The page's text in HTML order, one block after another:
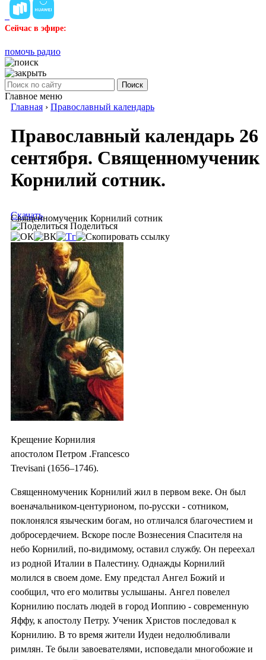
Сейчас в эфире:
помочь радио
Поиск
Главное меню
Главная › Православный календарь
Православный календарь 26
сентября. Священномученик
Корнилий сотник.
Священномученик Корнилий сотник
Скачать
Поделиться
Крещение Корнилия
апостолом Петром .Francesco
Trevisani (1656–1746).
Священномученик Корнилий жил в первом веке. Он был
военачальником-центурионом, по-русски - сотником,
поклонялся языческим богам, но отличался благочестием и
добросердечием. Вскоре после Вознесения Спасителя на
небо Корнилий, по-видимому, оставил службу. Он переехал
из родной Италии в Палестину. Однажды Корнилий
молился в своем доме. Ему предстал Ангел Божий и
сообщил, что его молитвы услышаны. Ангел повелел
Корнилию послать людей в город Иоппию - современную
Яффу, к апостолу Петру. Ученик Христов последовал к
Корнилию. В то время жители Иудеи недолюбливали
римлян. Те были завоевателями, исповедали многобожие и